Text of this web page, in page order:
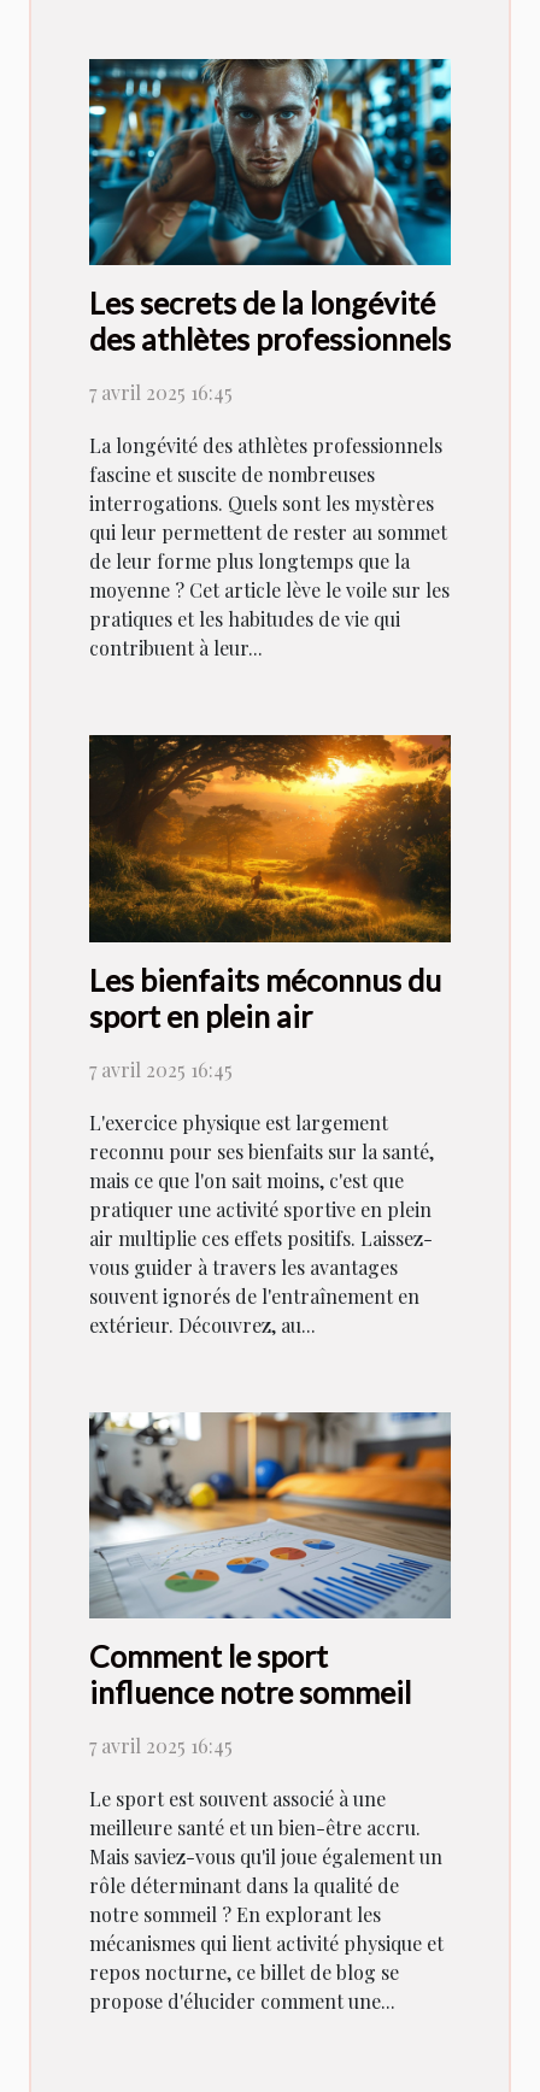
Les secrets de la longévité
des athlètes professionnels
7 avril 2025 16:45
La longévité des athlètes professionnels
fascine et suscite de nombreuses
interrogations. Quels sont les mystères
qui leur permettent de rester au sommet
de leur forme plus longtemps que la
moyenne ? Cet article lève le voile sur les
pratiques et les habitudes de vie qui
contribuent à leur...
Les bienfaits méconnus du
sport en plein air
7 avril 2025 16:45
L'exercice physique est largement
reconnu pour ses bienfaits sur la santé,
mais ce que l'on sait moins, c'est que
pratiquer une activité sportive en plein
air multiplie ces effets positifs. Laissez-
vous guider à travers les avantages
souvent ignorés de l'entraînement en
extérieur. Découvrez, au...
Comment le sport
influence notre sommeil
7 avril 2025 16:45
Le sport est souvent associé à une
meilleure santé et un bien-être accru.
Mais saviez-vous qu'il joue également un
rôle déterminant dans la qualité de
notre sommeil ? En explorant les
mécanismes qui lient activité physique et
repos nocturne, ce billet de blog se
propose d'élucider comment une...